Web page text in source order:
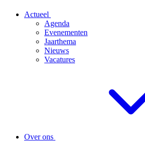
Actueel
Agenda
Evenementen
Jaarthema
Nieuws
Vacatures
Over ons